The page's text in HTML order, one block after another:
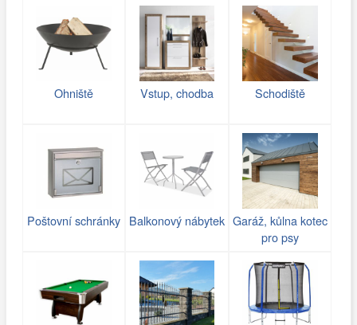
Ohniště Vstup, chodba Schodiště
Poštovní schránky Balkonový nábytek Garáž, kůlna kotec
pro psy